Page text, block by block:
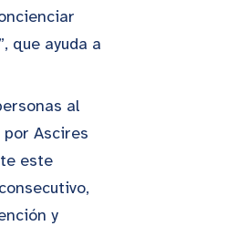
que ayuda a
al
por Ascires
este
y